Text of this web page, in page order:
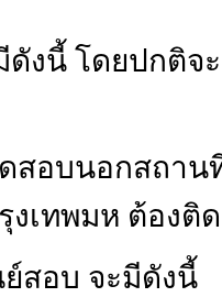
ดังนี้ โดยปกติจ
สอบนอกสถาน
งเทพมห ต้องติ
สอบ จะมีดังนี้